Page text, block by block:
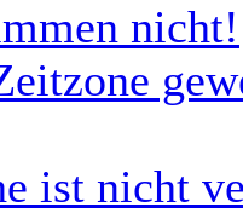
nicht!
ist nicht